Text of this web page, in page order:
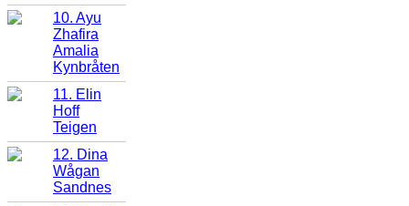
10. Ayu
Zhafira
Amalia
Kynbråten
11. Elin
Hoff
Teigen
12. Dina
Wågan
Sandnes